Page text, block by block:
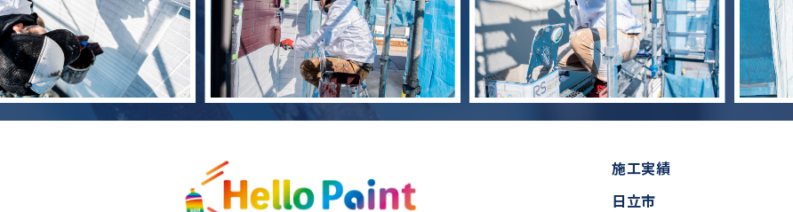
施工実績
日立市